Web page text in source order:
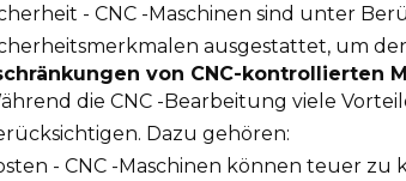
- CNC -Maschinen sind unter
ausgestattet, um
von CNC-kontrollierten
die CNC -Bearbeitung viele
Dazu gehören:
- CNC -Maschinen können teuer